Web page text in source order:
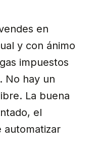
en
y con ánimo
impuestos
No hay un
La buena
el
automatizar